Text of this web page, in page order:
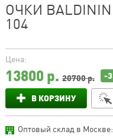
ОЧКИ
104
Цена:
13800р. 20700 р. -
В КОРЗИНУ
Оптовый склад в Москве: